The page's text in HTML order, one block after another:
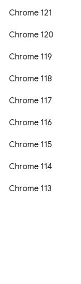
Chrome 121
Chrome 120
Chrome 119
Chrome 118
Chrome 117
Chrome 116
Chrome 115
Chrome 114
Chrome 113